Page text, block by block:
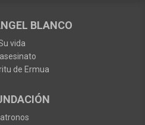
BLANCO
vida
de Ermua